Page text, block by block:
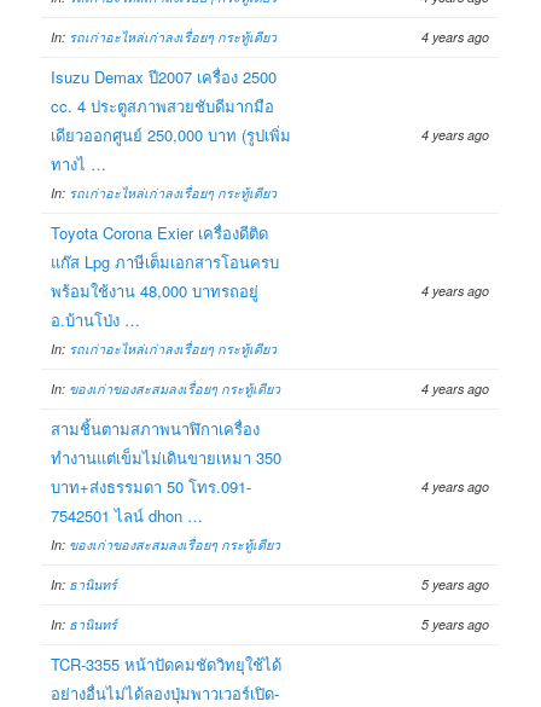
In: รถเก่าอะไหล่เก่าลงเรื่อยๆ กระทู้เดียว 4 years ago
Isuzu Demax ปี2007 เครื่อง 2500
cc. 4 ประตูสภาพสวยชับดีมากมือ
เดียวออกศูนย์ 250,000 บาท (รูปเพิ่ม
ทางไ …
In: รถเก่าอะไหล่เก่าลงเรื่อยๆ กระทู้เดียว
4 years ago
Toyota Corona Exier เครื่องดีติด
แก๊ส Lpg ภาษีเต็มเอกสารโอนครบ
พร้อมใช้งาน 48,000 บาทรถอยู่
อ.บ้านโป่ง …
In: รถเก่าอะไหล่เก่าลงเรื่อยๆ กระทู้เดียว
4 years ago
In: ของเก่าของสะสมลงเรื่อยๆ กระทู้เดียว 4 years ago
สามชิ้นตามสภาพนาฬิกาเครื่อง
ทำงานแต่เข็มไม่เดินขายเหมา 350
บาท+ส่งธรรมดา 50 โทร.091-
7542501 ไลน์ dhon …
In: ของเก่าของสะสมลงเรื่อยๆ กระทู้เดียว
4 years ago
In: ธานินทร์ 5 years ago
In: ธานินทร์ 5 years ago
TCR-3355 หน้าปัดคมชัดวิทยุใช้ได้
อย่างอื่นไม่ได้ลองปุ่มพาวเวอร์เปิด-